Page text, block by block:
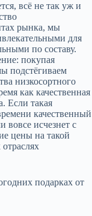
всё не так уж и
рынка, мы
для
по составу.
покупая
подстёгиваем
низкосортного
как качественная
Если такая
качественный
вовсе исчезнет с
цены на такой